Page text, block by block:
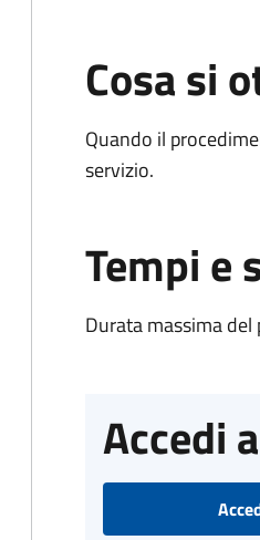
Cosa si
Quando il
servizio.
Tempi e
Durata massima
Accedi